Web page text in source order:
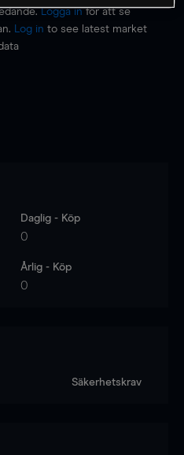
Logga inför att se
Log in to see latest market
Daglig - Köp
0
Årlig - Köp
0
Säkerhetskrav